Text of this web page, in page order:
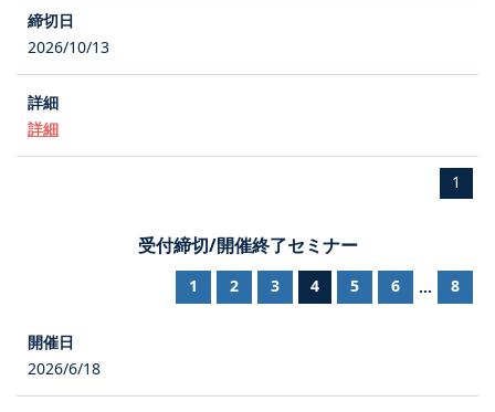
2026/10/13
詳細
1
受付締切/開催終了セミナー
1 2 3 4 5 6 ... 8
2026/6/18